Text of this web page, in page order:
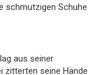
schmutzigen Schuhe
aus seiner
zitterten seine Hände